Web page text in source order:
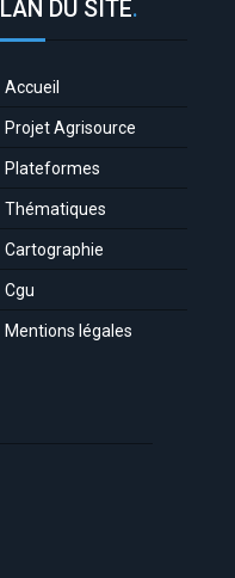
DU SITE.
Accueil
Projet Agrisource
Plateformes
Thématiques
Cartographie
Cgu
Mentions légales